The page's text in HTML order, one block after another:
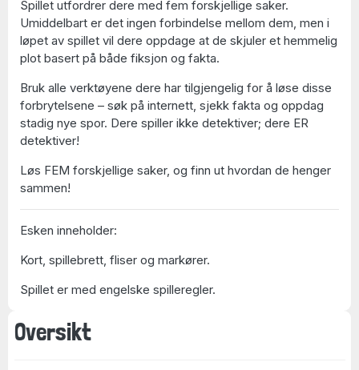
Oversikt
Spillet utfordrer dere med fem forskjellige saker.
Umiddelbart er det ingen forbindelse mellom dem, men i
løpet av spillet vil dere oppdage at de skjuler et hemmelig
plot basert på både fiksjon og fakta.
Bruk alle verktøyene dere har tilgjengelig for å løse disse
forbrytelsene – søk på internett, sjekk fakta og oppdag
stadig nye spor. Dere spiller ikke detektiver; dere ER
detektiver!
Løs FEM forskjellige saker, og finn ut hvordan de henger
sammen!
Esken inneholder:
Kort, spillebrett, fliser og markører.
Spillet er med engelske spilleregler.